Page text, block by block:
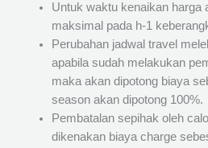
Untuk waktu kenaikan harga
maksimal pada h-1
Perubahan jadwal travel
apabila sudah melakukan
maka akan dipotong biaya
season akan dipotong 100%.
Pembatalan sepihak oleh
dikenakan biaya charge